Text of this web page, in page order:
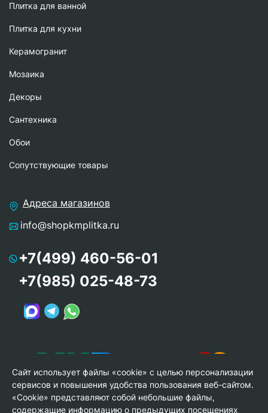
Плитка для ванной
Плитка для кухни
Керамогранит
Мозаика
Декоры
Сантехника
Обои
Сопутствующие товары
Адреса магазинов
info@shopkmplitka.ru
+7(499) 460-56-01
+7(985) 025-48-73
Сайт использует файлы «cookie» с целью персонализации
сервисов и повышения удобства пользования веб-сайтом.
«Cookie» представляют собой небольшие файлы,
содержащие информацию о предыдущих посещениях